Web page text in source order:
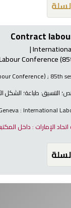
Contract
Conference
Conference); 85th
نص؛ التنسيق: طباعة؛ الشكل
: International
الإمارات : داخل